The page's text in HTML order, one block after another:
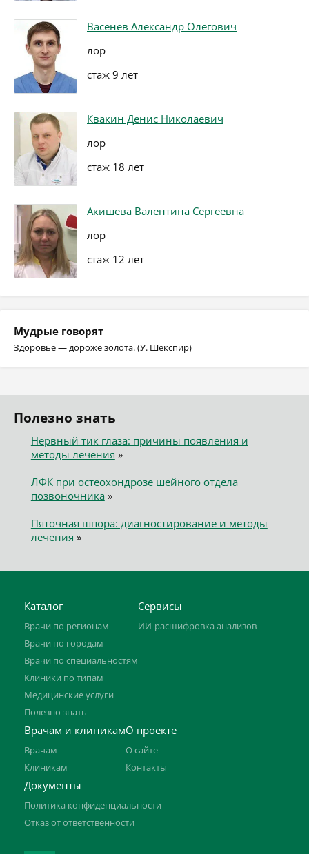
Васенев Александр Олегович
лор
стаж 9 лет
Квакин Денис Николаевич
лор
стаж 18 лет
Акишева Валентина Сергеевна
лор
стаж 12 лет
Мудрые говорят
Здоровье — дороже золота. (У. Шекспир)
Полезно знать
Нервный тик глаза: причины появления и
методы лечения »
ЛФК при остеохондрозе шейного отдела
позвоночника»
Пяточная шпора: диагностирование и методы
лечения »
Каталог
Врачи по регионам
Врачи по городам
Врачи по специальностям
Клиники по типам
Медицинские услуги
Полезно знать
Сервисы
ИИ-расшифровка анализов
Врачам и клиникам
Врачам
Клиникам
О проекте
О сайте
Контакты
Документы
Политика конфиденциальности
Отказ от ответственности